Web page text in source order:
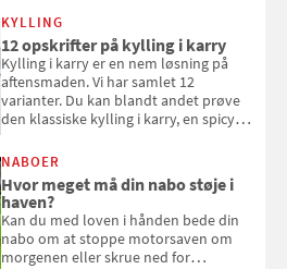
forvandle Vadehavet. Her er de 10
danske steder på UNESCO's
verdensarvsliste
KYLLING
12 opskrifter på kylling i karry
Kylling i karry er en nem løsning på
aftensmaden. Vi har samlet 12
varianter. Du kan blandt andet prøve
den klassiske kylling i karry, en spicy
Velbekomme!
NABOER
Hvor meget må din nabo støje i
haven?
Kan du med loven i hånden bede din
nabo om at stoppe motorsaven om
morgenen eller skrue ned for